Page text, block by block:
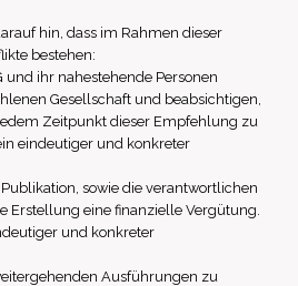
hin, dass im Rahmen dieser
bestehen:
und ihr nahestehende Personen
Gesellschaft und beabsichtigen,
Zeitpunkt dieser Empfehlung zu
eindeutiger und konkreter
sowie die verantwortlichen
Erstellung eine finanzielle Vergütung.
und konkreter
Ausführungen zu